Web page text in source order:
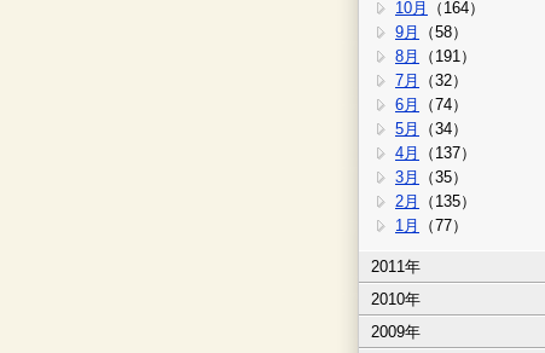
10月
（164）
9月
（58）
8月
（191）
7月
（32）
6月
（74）
5月
（34）
4月
（137）
3月
（35）
2月
（135）
1月
（77）
2011年
2010年
2009年